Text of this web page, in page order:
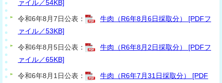
ァイル／54KB]
令和6年8月7日公表：
牛肉（R6年8月6日採取分） [PDFフ
ァイル／53KB]
令和6年8月5日公表：
牛肉（R6年8月2日採取分） [PDFフ
ァイル／65KB]
令和6年8月1日公表：
牛肉（R6年7月31日採取分） [PDF